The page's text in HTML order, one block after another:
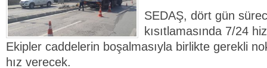
SEDAŞ, dört gün
kısıtlamasında 7/24
Ekipler caddelerin boşalmasıyla birlikte gerekli
hız verecek.